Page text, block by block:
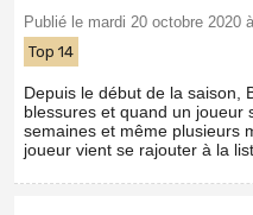
Publié le mardi 20 octobre 2020
Top 14
Depuis le début de la saison,
blessures et quand un joueur
semaines et même plusieurs
joueur vient se rajouter à la